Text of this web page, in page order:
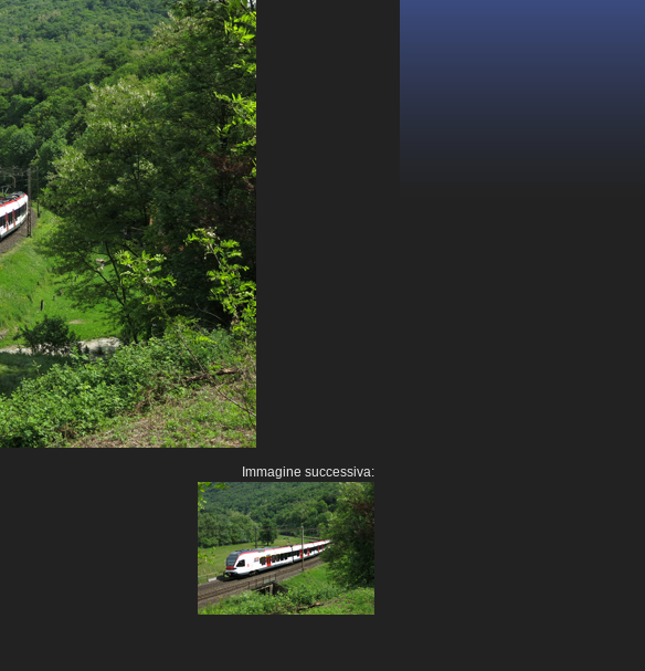
Immagine successiva: